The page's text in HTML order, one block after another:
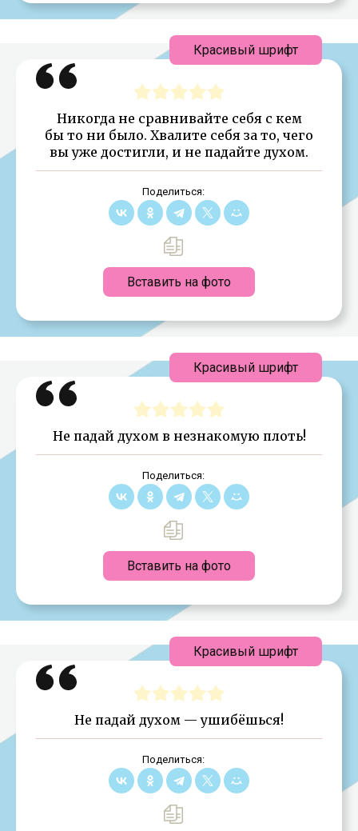
Никогда не сравнивайте себя с кем
бы то ни было. Хвалите себя за то, чего
вы уже достигли, и не падайте духом.
Поделиться:
Вставить на фото
Красивый шрифт
Не падай духом в незнакомую плоть!
Поделиться:
Вставить на фото
Красивый шрифт
Не падай духом — ушибёшься!
Поделиться:
Красивый шрифт